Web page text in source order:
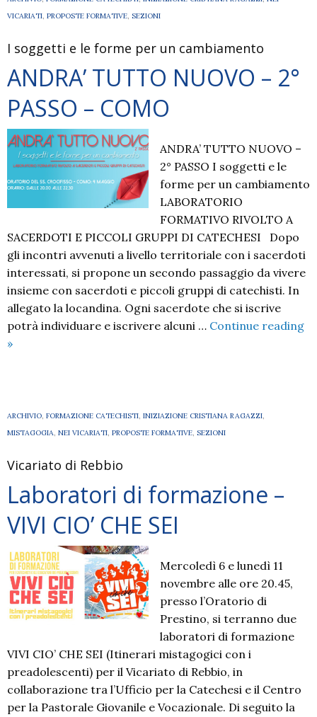
VICARIATI, PROPOSTE FORMATIVE, SEZIONI
I soggetti e le forme per un cambiamento
ANDRA’ TUTTO NUOVO – 2°
PASSO – COMO
ANDRA’ TUTTO NUOVO –
2° PASSO I soggetti e le
forme per un cambiamento
LABORATORIO
FORMATIVO RIVOLTO A
SACERDOTI E PICCOLI GRUPPI DI CATECHESI Dopo
gli incontri avvenuti a livello territoriale con i sacerdoti
interessati, si propone un secondo passaggio da vivere
insieme con sacerdoti e piccoli gruppi di catechisti. In
allegato la locandina. Ogni sacerdote che si iscrive
potrà individuare e iscrivere alcuni … Continue reading
ANDRA’
2°
PASSO
COMO
»
ARCHIVIO, FORMAZIONE CATECHISTI, INIZIAZIONE CRISTIANA RAGAZZI,
MISTAGOGIA, NEI VICARIATI, PROPOSTE FORMATIVE, SEZIONI
Vicariato di Rebbio
Laboratori di formazione –
VIVI CIO’ CHE SEI
Mercoledì 6 e lunedì 11
novembre alle ore 20.45,
presso l’Oratorio di
Prestino, si terranno due
laboratori di formazione
VIVI CIO’ CHE SEI (Itinerari mistagogici con i
preadolescenti) per il Vicariato di Rebbio, in
collaborazione tra l’Ufficio per la Catechesi e il Centro
per la Pastorale Giovanile e Vocazionale. Di seguito la